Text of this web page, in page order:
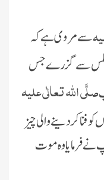
سے مروی ہے کہ
سے گزرے جس
صلَّی اللہ تعالٰی علیہ
فنا کردینے والی چیز
نے فرمایا وہ موت